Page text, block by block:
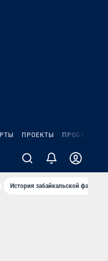
ПРОЕКТЫ ПРОБКИ
История забайкальской фамилии